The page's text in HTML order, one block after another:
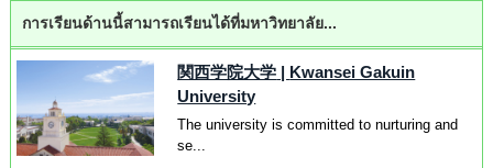
การเรียนด้านนี้สามารถเรียนได้ที่มหาวิทยาลัย...
関西学院大学 | Kwansei Gakuin
University
The university is committed to nurturing and
se...